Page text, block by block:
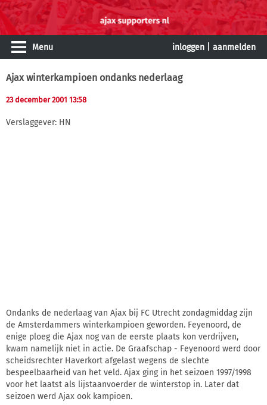
Menu inloggen aanmelden
Ajax winterkampioen ondanks nederlaag
23 december 2001 13:58
Verslaggever: HN
Ondanks de nederlaag van Ajax bij FC Utrecht zondagmiddag zijn
de Amsterdammers winterkampioen geworden. Feyenoord, de
enige ploeg die Ajax nog van de eerste plaats kon verdrijven,
kwam namelijk niet in actie. De Graafschap - Feyenoord werd door
scheidsrechter Haverkort afgelast wegens de slechte
bespeelbaarheid van het veld. Ajax ging in het seizoen 1997/1998
voor het laatst als lijstaanvoerder de winterstop in. Later dat
seizoen werd Ajax ook kampioen.